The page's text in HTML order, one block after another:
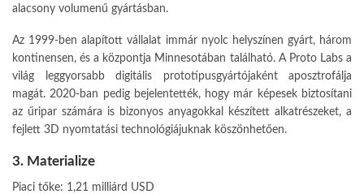
alacsony volumenű gyártásban.
Az 1999-ben alapított vállalat immár nyolc helyszínen gyárt, három
kontinensen, és a központja Minnesotában található. A Proto Labs a
világ leggyorsabb digitális prototípusgyártójaként aposztrofálja
magát. 2020-ban pedig bejelentették, hogy már képesek biztosítani
az űripar számára is bizonyos anyagokkal készített alkatrészeket, a
fejlett 3D nyomtatási technológiájuknak köszönhetően.
3. Materialize
Piaci tőke: 1,21 milliárd USD